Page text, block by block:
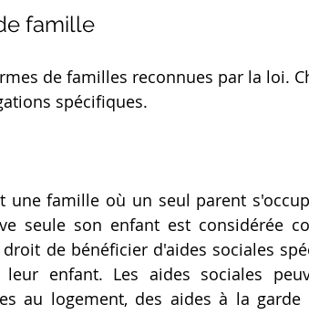
famille
de familles reconnues par la loi.
spécifiques.
une famille où un seul parent
seule son enfant est considérée
de bénéficier d'aides sociales
enfant. Les aides sociales
au logement, des aides à la garde